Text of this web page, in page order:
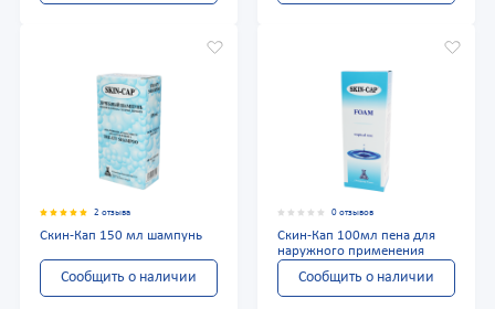
2 отзыва
Скин-Кап 150 мл шампунь
Сообщить о наличии
0 отзывов
Скин-Кап 100мл пена для
наружного применения
Сообщить о наличии